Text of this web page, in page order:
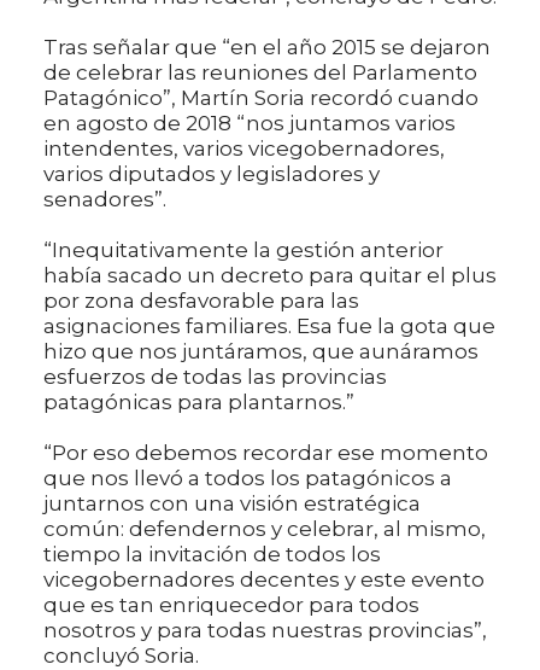
Tras señalar que “en el año 2015 se dejaron
de celebrar las reuniones del Parlamento
Patagónico”, Martín Soria recordó cuando
en agosto de 2018 “nos juntamos varios
intendentes, varios vicegobernadores,
varios diputados y legisladores y
senadores”.
“Inequitativamente la gestión anterior
había sacado un decreto para quitar el plus
por zona desfavorable para las
asignaciones familiares. Esa fue la gota que
hizo que nos juntáramos, que aunáramos
esfuerzos de todas las provincias
patagónicas para plantarnos.”
“Por eso debemos recordar ese momento
que nos llevó a todos los patagónicos a
juntarnos con una visión estratégica
común: defendernos y celebrar, al mismo,
tiempo la invitación de todos los
vicegobernadores decentes y este evento
que es tan enriquecedor para todos
nosotros y para todas nuestras provincias”,
concluyó Soria.